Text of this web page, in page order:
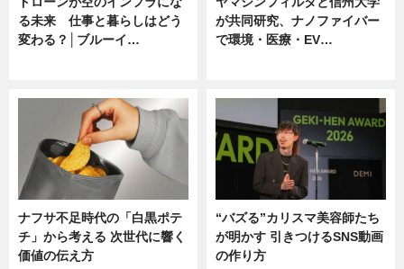
る未来 仕事と暮らしはどう
変わる？│ブルーイ…
が共同研究、ナノファイバー
で環境・医療・EV…
ナフサ不足時代の「白黒ポテ
チ」から考える 次世代に響く
価値の伝え方
“バズる”カリスマ美容師たち
が明かす 引きつけるSNS動画
の作り方